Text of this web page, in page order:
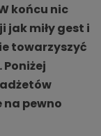
końcu nic
jak miły gest i
towarzyszyć
pewno